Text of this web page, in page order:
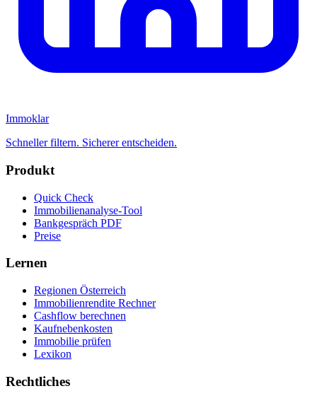
Immoklar
Schneller filtern. Sicherer entscheiden.
Produkt
Quick Check
Immobilienanalyse-Tool
Bankgespräch PDF
Preise
Lernen
Regionen Österreich
Immobilienrendite Rechner
Cashflow berechnen
Kaufnebenkosten
Immobilie prüfen
Lexikon
Rechtliches